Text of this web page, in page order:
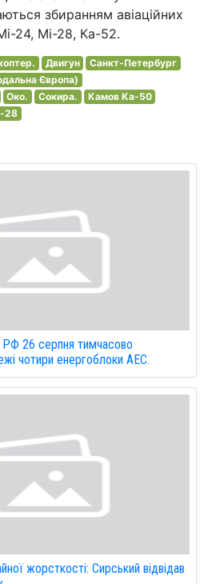
збиранням авіаційних
24, Мі-28, Ка-52.
Двигун
Санкт-Петербург
Європа)
Око. Сокира.
Камов Ка-50
28
26 серпня тимчасово
чотири енергоблоки АЕС.
жорсткості: Сирський відвідав